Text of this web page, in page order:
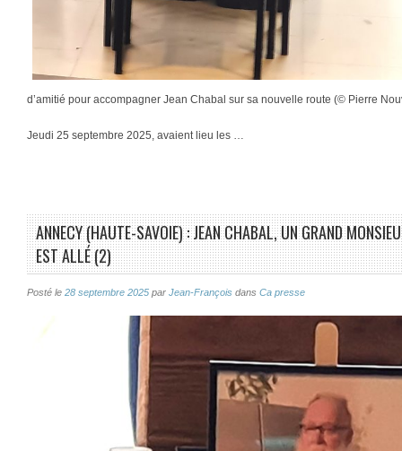
d’amitié pour accompagner Jean Chabal sur sa nouvelle route (© Pierre
Jeudi 25 septembre 2025, avaient lieu les …
ANNECY (HAUTE-SAVOIE) : JEAN CHABAL, UN GRAND
EST ALLÉ (2)
Posté le 28 septembre 2025 par Jean-François dans Ca presse